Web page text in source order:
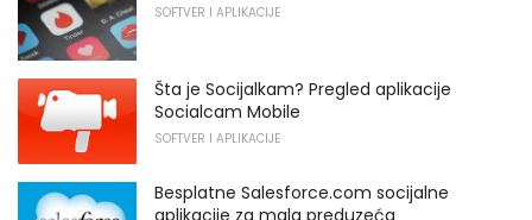
SOFTVER I APLIKACIJE
Šta je Socijalkam? Pregled aplikacije
Socialcam Mobile
SOFTVER I APLIKACIJE
Besplatne Salesforce.com socijalne
aplikacije za mala preduzeća